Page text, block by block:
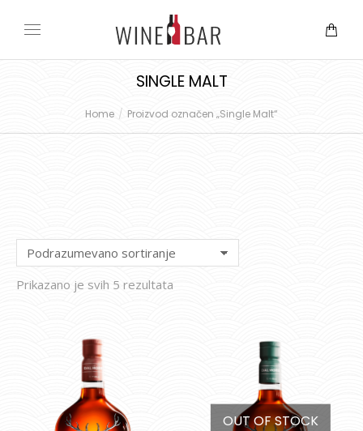
SINGLE MALT
You are here:Home Proizvod označen „Single Malt“
Prikazano je svih 5 rezultata
OUT OF STOCK